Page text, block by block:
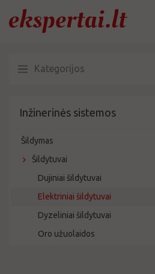
Kategorijos
Inžinerinės sistemos
Šildymas
Šildytuvai
Dujiniai šildytuvai
Elektriniai šildytuvai
Dyzeliniai šildytuvai
Oro užuolaidos